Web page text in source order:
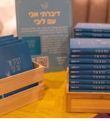
מדיה
הקטן | חברות מחיה